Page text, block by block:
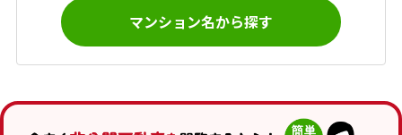
マンション名から探す